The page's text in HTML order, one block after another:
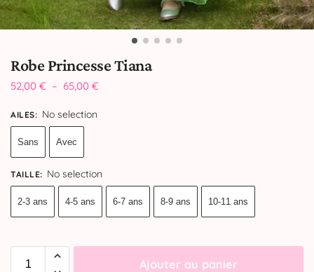
Robe Princesse Tiana
52,00 € – 65,00 €
AILES: No selection
Sans Avec
TAILLE: No selection
2-3 ans 4-5 ans 6-7 ans 8-9 ans 10-11 ans
Ajouter au panier